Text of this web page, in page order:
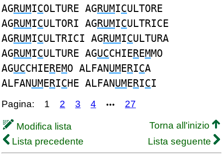
AGRUMICOLTURE AGRUMICULTORE
AGRUMICULTORI AGRUMICULTRICE
AGRUMICULTRICI AGRUMICULTURA
AGRUMICULTURE AGUCCHIEREMMO
AGUCCHIEREMO ALFANUMERICA
ALFANUMERICHE ALFANUMERICI
Pagina: 1 2 3 4 ••• 27
Modifica lista
Torna all'inizio
Lista precedente
Lista seguente